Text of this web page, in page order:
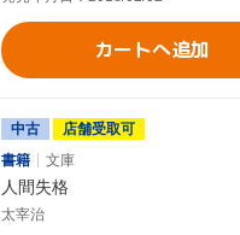
カートへ追加
中古
店舗受取可
書籍
文庫
人間失格
太宰治